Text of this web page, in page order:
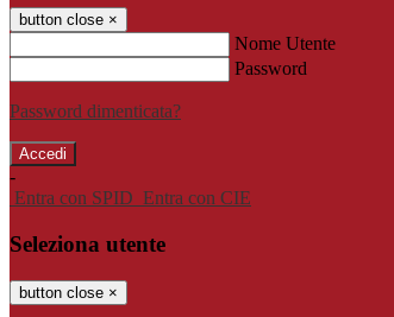
button close ×
Nome Utente
Password
Password dimenticata?
-
Entra con SPID Entra con CIE
Seleziona utente
button close ×